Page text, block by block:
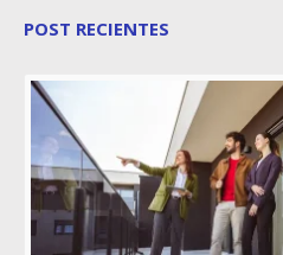
POST RECIENTES